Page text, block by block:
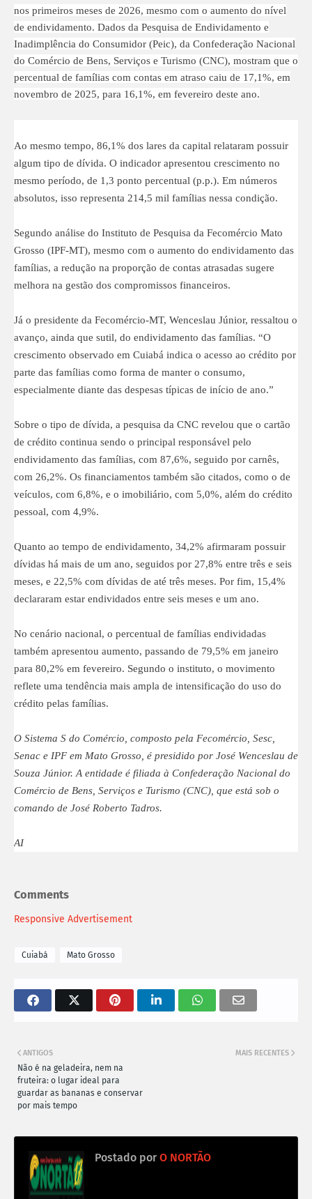
nos primeiros meses de 2026, mesmo com o aumento do nível
de endividamento. Dados da Pesquisa de Endividamento e
Inadimplência do Consumidor (Peic), da Confederação Nacional
do Comércio de Bens, Serviços e Turismo (CNC), mostram que o
percentual de famílias com contas em atraso caiu de 17,1%, em
novembro de 2025, para 16,1%, em fevereiro deste ano.
Ao mesmo tempo, 86,1% dos lares da capital relataram possuir
algum tipo de dívida. O indicador apresentou crescimento no
mesmo período, de 1,3 ponto percentual (p.p.). Em números
absolutos, isso representa 214,5 mil famílias nessa condição.
Segundo análise do Instituto de Pesquisa da Fecomércio Mato
Grosso (IPF-MT), mesmo com o aumento do endividamento das
famílias, a redução na proporção de contas atrasadas sugere
melhora na gestão dos compromissos financeiros.
Já o presidente da Fecomércio-MT, Wenceslau Júnior, ressaltou o
avanço, ainda que sutil, do endividamento das famílias. “O
crescimento observado em Cuiabá indica o acesso ao crédito por
parte das famílias como forma de manter o consumo,
especialmente diante das despesas típicas de início de ano.”
Sobre o tipo de dívida, a pesquisa da CNC revelou que o cartão
de crédito continua sendo o principal responsável pelo
endividamento das famílias, com 87,6%, seguido por carnês,
com 26,2%. Os financiamentos também são citados, como o de
veículos, com 6,8%, e o imobiliário, com 5,0%, além do crédito
pessoal, com 4,9%.
Quanto ao tempo de endividamento, 34,2% afirmaram possuir
dívidas há mais de um ano, seguidos por 27,8% entre três e seis
meses, e 22,5% com dívidas de até três meses. Por fim, 15,4%
declararam estar endividados entre seis meses e um ano.
No cenário nacional, o percentual de famílias endividadas
também apresentou aumento, passando de 79,5% em janeiro
para 80,2% em fevereiro. Segundo o instituto, o movimento
reflete uma tendência mais ampla de intensificação do uso do
crédito pelas famílias.
O Sistema S do Comércio, composto pela Fecomércio, Sesc,
Senac e IPF em Mato Grosso, é presidido por José Wenceslau de
Souza Júnior. A entidade é filiada à Confederação Nacional do
Comércio de Bens, Serviços e Turismo (CNC), que está sob o
comando de José Roberto Tadros.
AI
Comments
Responsive Advertisement
Cuiabá Mato Grosso
MAIS RECENTES
ANTIGOS
Não é na geladeira, nem na
fruteira: o lugar ideal para
guardar as bananas e conservar
por mais tempo
Postado por O NORTÃO